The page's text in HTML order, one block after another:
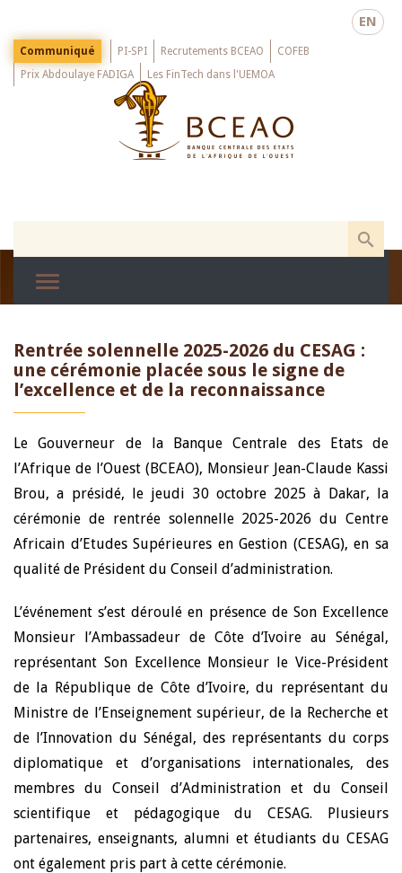
main
EN
Menu
Top
Communiqué PI-SPI Recrutements BCEAO
COFEB
Prix Abdoulaye FADIGA
Les FinTech dans l'UEMOA
Rentrée solennelle 2025-2026 du CESAG :
une cérémonie placée sous le signe de
l’excellence et de la reconnaissance
Le Gouverneur de la Banque Centrale des Etats de
l’Afrique de l’Ouest (BCEAO), Monsieur Jean-Claude Kassi
Brou, a présidé, le jeudi 30 octobre 2025 à Dakar, la
cérémonie de rentrée solennelle 2025-2026 du Centre
Africain d’Etudes Supérieures en Gestion (CESAG), en sa
qualité de Président du Conseil d’administration.
L’événement s’est déroulé en présence de Son Excellence
Monsieur l’Ambassadeur de Côte d’Ivoire au Sénégal,
représentant Son Excellence Monsieur le Vice-Président
de la République de Côte d’Ivoire, du représentant du
Ministre de l’Enseignement supérieur, de la Recherche et
de l’Innovation du Sénégal, des représentants du corps
diplomatique et d’organisations internationales, des
membres du Conseil d’Administration et du Conseil
scientifique et pédagogique du CESAG. Plusieurs
partenaires, enseignants, alumni et étudiants du CESAG
ont également pris part à cette cérémonie.